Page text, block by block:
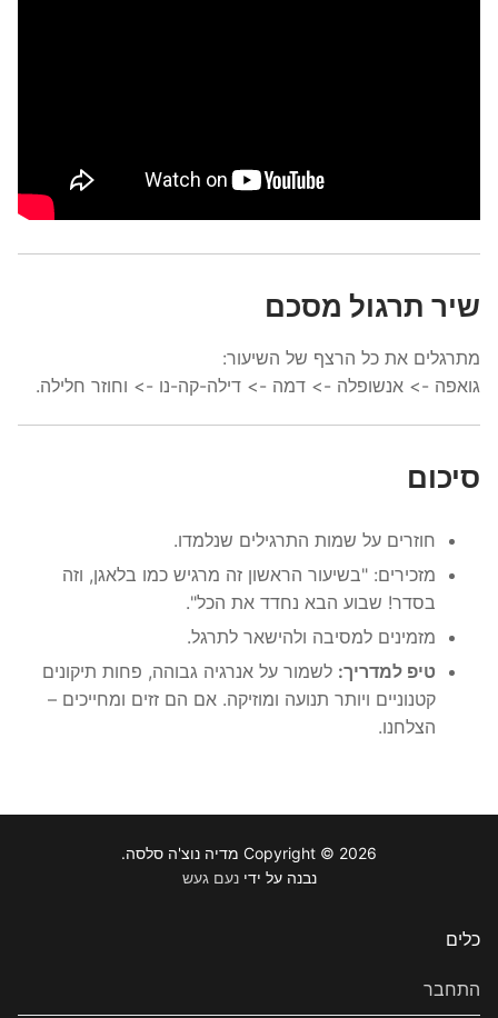
שיר תרגול מסכם
מתרגלים את כל הרצף של השיעור:
גואפה -> אנשופלה -> דמה -> דילה-קה-נו -> וחוזר חלילה.
סיכום
חוזרים על שמות התרגילים שנלמדו.
מזכירים: "בשיעור הראשון זה מרגיש כמו בלאגן, וזה
בסדר! שבוע הבא נחדד את הכל".
מזמינים למסיבה ולהישאר לתרגל.
טיפ למדריך: לשמור על אנרגיה גבוהה, פחות תיקונים
קטנוניים ויותר תנועה ומוזיקה. אם הם זזים ומחייכים –
הצלחנו.
Copyright © 2026 מדיה נוצ'ה סלסה.
נבנה על ידינעם געש
כלים
התחבר